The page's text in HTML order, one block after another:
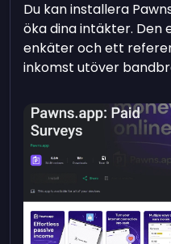
Du kan installera
öka dina intäkter. Den
enkäter och ett
inkomst utöver